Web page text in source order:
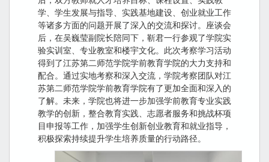
学、学生发展与指导、实践基地建设、创业就业工作
等诸多方面的问题开展了深入的交流和探讨。座谈会
后，在吴巍莹副院长陪同下，靳君一行参观了学院实
验实训室、专业教室和楼宇文化。此次考察学习活动
得到了江苏第二师范学院学前教育学院的大力支持和
配合。通过实地考察和深入交流，学院考察团队对江
苏第二师范学院学前教育学院有了更加全面和深入的
了解。未来，学院也将进一步加强学前教育专业实践
教学的创新，整合教育实践、志愿者服务和挑战杯项
目申报等工作，加强学生创新创业教育和就业指导，
积极探索持续提升学生培养质量的行动路径。